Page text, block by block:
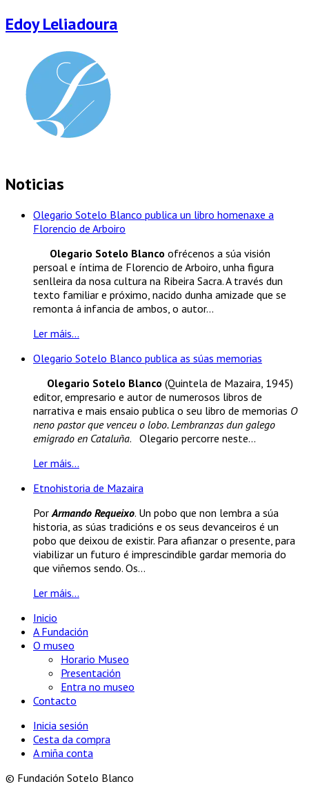
Edoy Leliadoura
Noticias
Olegario Sotelo Blanco publica un libro homenaxe a
Florencio de Arboiro
Olegario Sotelo Blanco ofrécenos a súa visión
persoal e íntima de Florencio de Arboiro, unha figura
senlleira da nosa cultura na Ribeira Sacra. A través dun
texto familiar e próximo, nacido dunha amizade que se
remonta á infancia de ambos, o autor...
Ler máis...
Olegario Sotelo Blanco publica as súas memorias
Olegario Sotelo Blanco (Quintela de Mazaira, 1945)
editor, empresario e autor de numerosos libros de
narrativa e mais ensaio publica o seu libro de memorias O
neno pastor que venceu o lobo. Lembranzas dun galego
emigrado en Cataluña. Olegario percorre neste...
Ler máis...
Etnohistoria de Mazaira
PorArmando Requeixo. Un pobo que non lembra a súa
historia, as súas tradicións e os seus devanceiros é un
pobo que deixou de existir. Para afianzar o presente, para
viabilizar un futuro é imprescindible gardar memoria do
que viñemos sendo. Os...
Ler máis...
Inicio
A Fundación
O museo
Horario Museo
Presentación
Entra no museo
Contacto
Inicia sesión
Cesta da compra
A miña conta
© Fundación Sotelo Blanco